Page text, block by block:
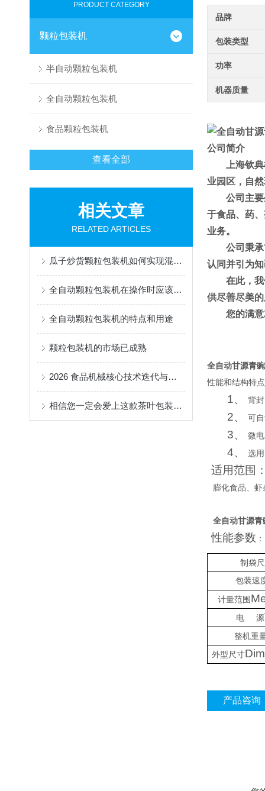
PRODUCT CATEGORY
颗粒包装机
半自动颗粒包装机
全自动颗粒包装机
食品颗粒包装机
查看全部
相关文章
RELATED ARTICLES
瓜子炒货颗粒包装机如何实现混合物料精准计量
全自动颗粒包装机在操作时应该注意的事项
全自动颗粒包装机的特点和用途
颗粒包装机的市场已成熟
2026 食品机械核心技术迭代与行业升级趋势解析
相信您一定会爱上这款茶叶包装机！
品牌
包装类型
功率
机器质量
公司简介
上海钦
业园区，自
公司主
于食品、药
业务。
公司秉
认同并引为
在此，
供尽善尽美
您的满
全自动甘源青
性能和结构特
1、 背
2、 可
3、 微
4、 选
适用范围
膨化食品、
全自动甘源
性能参数 ：
制袋
包装速
计量范围
电 源
整机重
外型尺寸
产品咨询